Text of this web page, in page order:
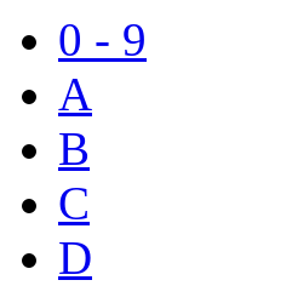
0 - 9
A
B
C
D